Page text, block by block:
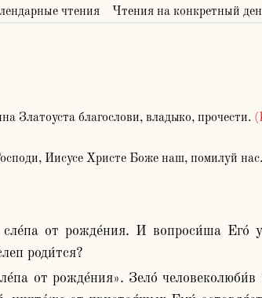
чтения Чтения на конкретный
Златоуста благослови, владыко, прочести.
Иисусе Христе Боже наш, помилуй нас.
роди́тся?